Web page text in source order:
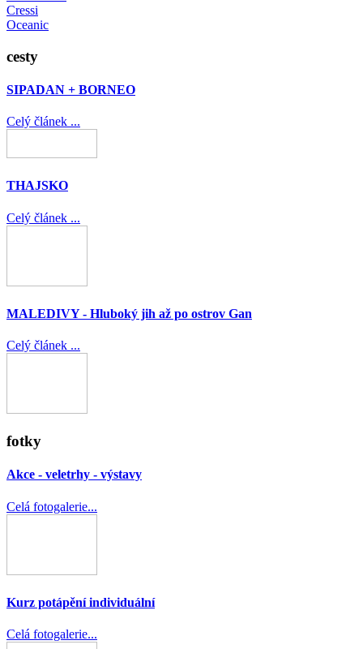
Cressi
Oceanic
cesty
SIPADAN + BORNEO
Celý článek ...
THAJSKO
Celý článek ...
MALEDIVY - Hluboký jih až po ostrov Gan
Celý článek ...
fotky
Akce - veletrhy - výstavy
Celá fotogalerie...
Kurz potápění individuální
Celá fotogalerie...